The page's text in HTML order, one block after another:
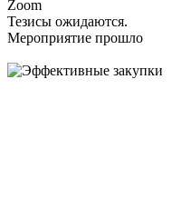
Zoom
Тезисы ожидаются.
Мероприятие прошло